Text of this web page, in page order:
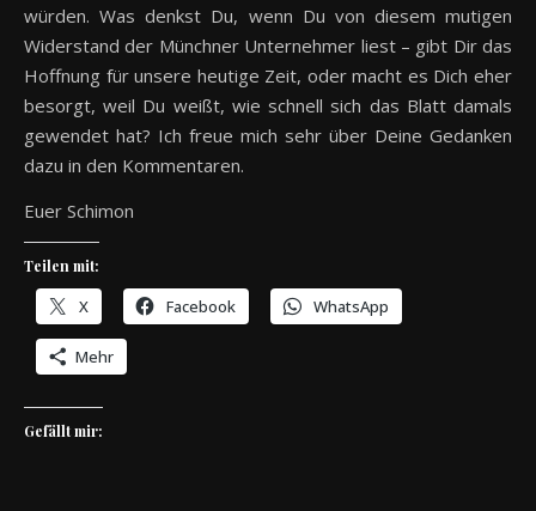
würden. Was denkst Du, wenn Du von diesem mutigen
Widerstand der Münchner Unternehmer liest – gibt Dir das
Hoffnung für unsere heutige Zeit, oder macht es Dich eher
besorgt, weil Du weißt, wie schnell sich das Blatt damals
gewendet hat? Ich freue mich sehr über Deine Gedanken
dazu in den Kommentaren.
Euer Schimon
Teilen mit:
X Facebook WhatsApp
Mehr
Gefällt mir: